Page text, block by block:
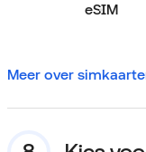
eSIM
Meer over